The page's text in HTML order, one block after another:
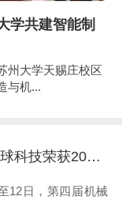
学共建智能制
州大学天赐庄校区
与机...
环球动态｜环球科技荣获2024年度机械工业创新发展优秀企业“产业融合新锐奖”
12日，第四届机械